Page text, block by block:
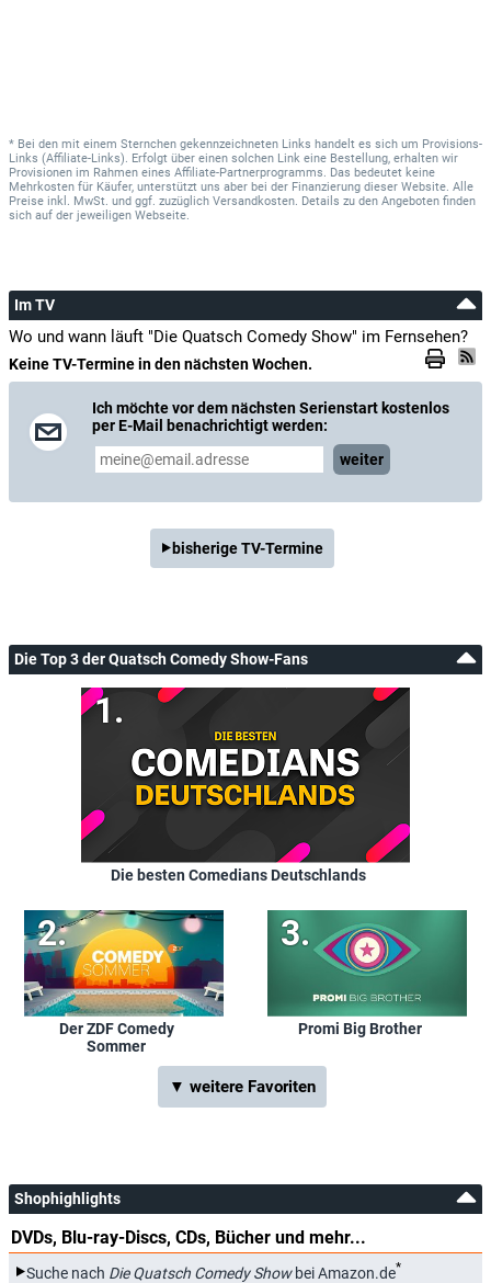
* Bei den mit einem Sternchen gekennzeichneten Links handelt es sich um Provisions-
Links (Affiliate-Links). Erfolgt über einen solchen Link eine Bestellung, erhalten wir
Provisionen im Rahmen eines Affiliate-Partnerprogramms. Das bedeutet keine
Mehrkosten für Käufer, unterstützt uns aber bei der Finanzierung dieser Website. Alle
Preise inkl. MwSt. und ggf. zuzüglich Versandkosten. Details zu den Angeboten finden
sich auf der jeweiligen Webseite.
Im TV
Wo und wann läuft "Die Quatsch Comedy Show" im Fernsehen?
Keine TV-Termine in den nächsten Wochen.
Ich möchte vor dem nächsten Serienstart kostenlos
per E-Mail benachrichtigt werden:
weiter
bisherige TV-Termine
Die Top 3 der Quatsch Comedy Show-Fans
Die besten Comedians Deutschlands
Der ZDF Comedy
Sommer
Promi Big Brother
▼ weitere Favoriten
Shophighlights
DVDs, Blu-ray-Discs, CDs, Bücher und mehr...
Suche nach Die Quatsch Comedy Showbei Amazon.de*